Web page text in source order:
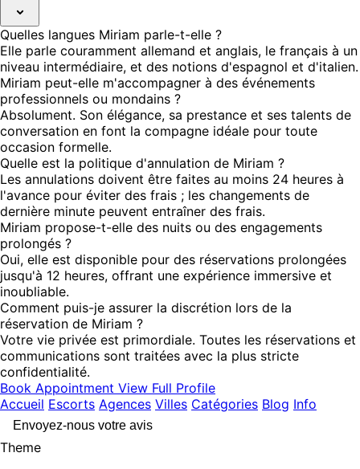
Quelles langues Miriam parle-t-elle ?
Elle parle couramment allemand et anglais, le français à un
niveau intermédiaire, et des notions d'espagnol et d'italien.
Miriam peut-elle m'accompagner à des événements
professionnels ou mondains ?
Absolument. Son élégance, sa prestance et ses talents de
conversation en font la compagne idéale pour toute
occasion formelle.
Quelle est la politique d'annulation de Miriam ?
Les annulations doivent être faites au moins 24 heures à
l'avance pour éviter des frais ; les changements de
dernière minute peuvent entraîner des frais.
Miriam propose-t-elle des nuits ou des engagements
prolongés ?
Oui, elle est disponible pour des réservations prolongées
jusqu'à 12 heures, offrant une expérience immersive et
inoubliable.
Comment puis-je assurer la discrétion lors de la
réservation de Miriam ?
Votre vie privée est primordiale. Toutes les réservations et
communications sont traitées avec la plus stricte
confidentialité.
Book Appointment View Full Profile
Accueil Escorts Agences Villes Catégories Blog Info
Envoyez-nous votre avis
Theme